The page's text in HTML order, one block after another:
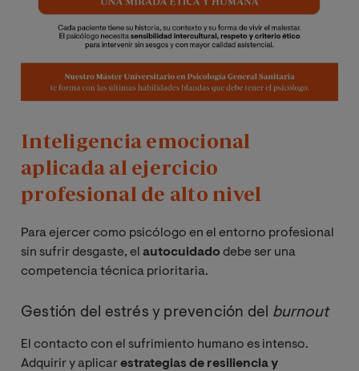
Inteligencia emocional
aplicada al ejercicio
profesional de alto nivel
Para ejercer como psicólogo en el entorno profesional
sin sufrir desgaste, el autocuidadodebe ser una
competencia técnica prioritaria.
Gestión del estrés y prevención del burnout
El contacto con el sufrimiento humano es intenso.
Adquirir y aplicarestrategias de resiliencia y